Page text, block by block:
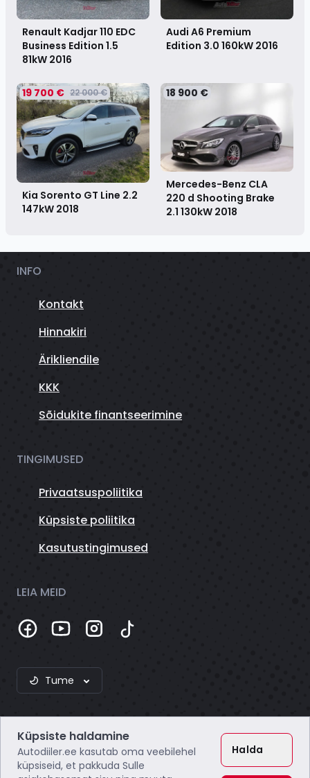
Renault Kadjar 110 EDC
Business Edition 1.5
81kW 2016
Audi A6 Premium
Edition 3.0 160kW 2016
19 700 € 22 000 €
Kia Sorento GT Line 2.2
147kW 2018
18 900 €
Mercedes-Benz CLA
220 d Shooting Brake
2.1 130kW 2018
INFO
Kontakt
Hinnakiri
Ärikliendile
KKK
Sõidukite finantseerimine
TINGIMUSED
Privaatsuspoliitika
Küpsiste poliitika
Kasutustingimused
LEIA MEID
Tume
Küpsiste haldamine
Autodiiler.ee kasutab oma veebilehel
küpsiseid, et pakkuda Sulle
Halda